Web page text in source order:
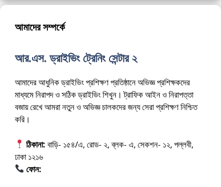
আমাদের সম্পর্কে
আর.এস. ড্রাইভিং ট্রেনিং সেন্টার ২
আমাদের আধুনিক ড্রাইভিং প্রশিক্ষণ প্রতিষ্ঠানে অভিজ্ঞ প্রশিক্ষকদের
মাধ্যমে নিরাপদ ও সঠিক ড্রাইভিং শিখুন। ট্রাফিক আইন ও নিরাপত্তা
বজায় রেখে আমরা নতুন ও অভিজ্ঞ চালকদের জন্য সেরা প্রশিক্ষণ নিশ্চিত
করি।
ঠিকানা: বাড়ি- ১৫৪/এ, রোড- ২, ব্লক- এ, সেকশন- ১২, পল্লবী,
ঢাকা ১২১৬
ফোন: